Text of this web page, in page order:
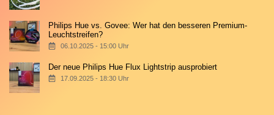
Philips Hue vs. Govee: Wer hat den besseren Premium-
Leuchtstreifen?
06.10.2025 - 15:00 Uhr
Der neue Philips Hue Flux Lightstrip ausprobiert
17.09.2025 - 18:30 Uhr